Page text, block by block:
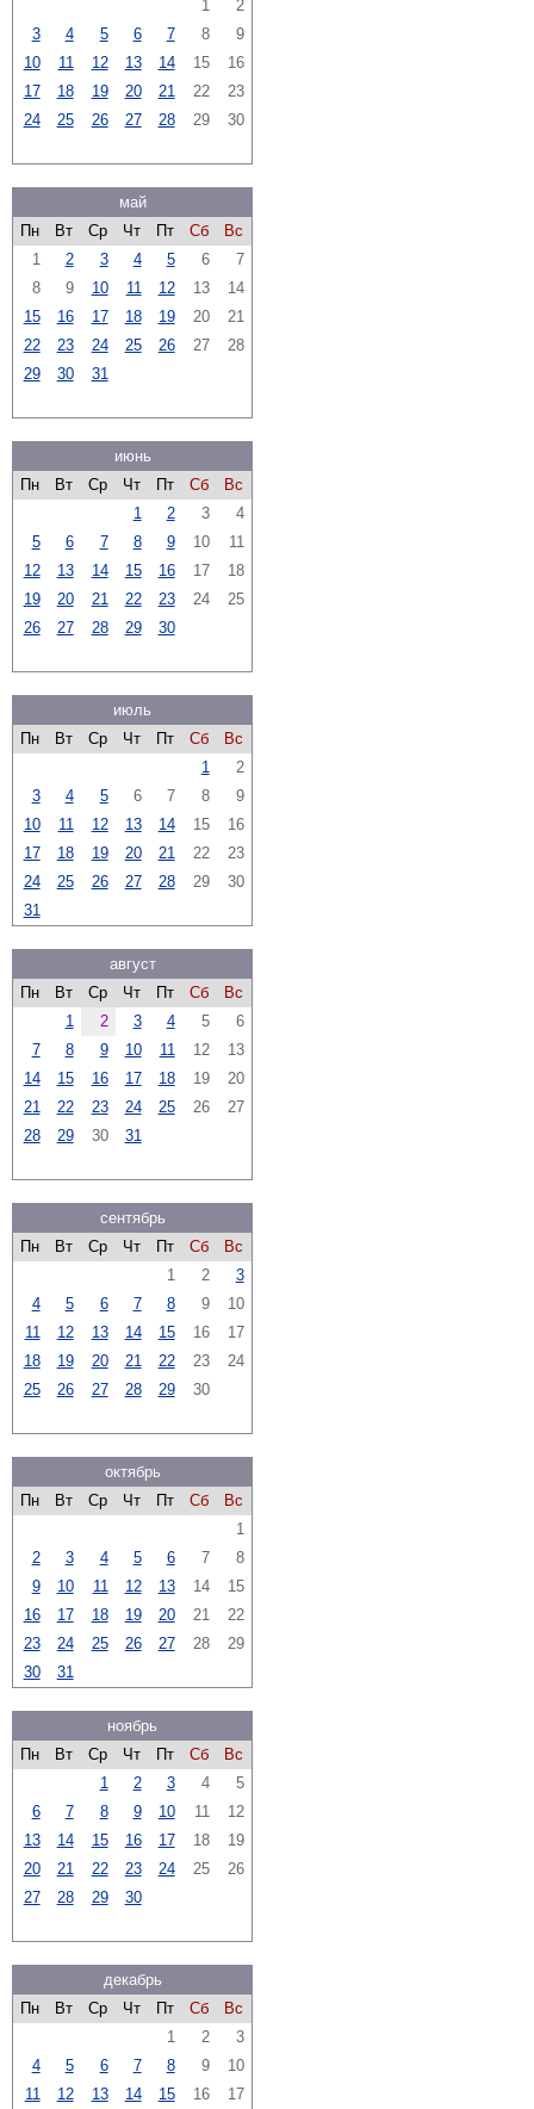
1
2
3
4 5 6 7 8
9
10
11 12 13 14 15
16
17
18 19 20 21 22
23
24
25 26 27 28 29 30
май
Пн
Вт Ср Чт Пт Сб
Вс
1
2 3 4 5 6
7
8
9 10 11 12 13
14
15
16 17 18 19 20
21
22
23 24 25 26 27
28
29
30 31
июнь
Пн
Вт Ср Чт Пт Сб
Вс
1
2 3
4
5
6 7 8 9 10
11
12
13 14 15 16 17
18
19
20 21 22 23 24
25
26
27 28 29 30
июль
Пн
Вт Ср Чт Пт Сб
Вс
1
2
3
4 5 6 7 8
9
10
11 12 13 14 15
16
17
18 19 20 21 22
23
24
25 26 27 28 29
30
31
август
Пн
Вт Ср Чт Пт Сб
Вс
1
2 3 4 5
6
7
8 9 10 11 12
13
14
15 16 17 18 19
20
21
22 23 24 25 26
27
28
29 30 31
сентябрь
Пн
Вт Ср Чт Пт Сб
Вс
1
2
3
4
5 6 7 8 9
10
11
12 13 14 15 16
17
18
19 20 21 22 23
24
25
26 27 28 29 30
октябрь
Пн
Вт Ср Чт Пт Сб
Вс
1
2
3 4 5 6 7
8
9
10 11 12 13 14
15
16
17 18 19 20 21
22
23
24 25 26 27 28
29
30
31
ноябрь
Пн
Вт Ср Чт Пт Сб
Вс
1
2 3 4
5
6
7 8 9 10 11
12
13
14 15 16 17 18
19
20
21 22 23 24 25
26
27
28 29 30
декабрь
Пн
Вт Ср Чт Пт Сб
Вс
1
2
3
4
5 6 7 8 9
10
11
12 13 14 15 16
17